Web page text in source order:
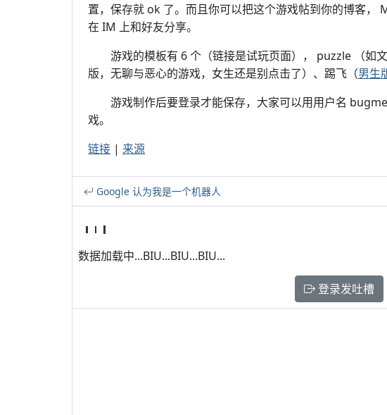
置，保存就 ok 了。而且你可以把这个游戏帖到你的博客，
在 IM 上和好友分享。
游戏的模板有 6 个（链接是试玩页面）， puzzle （如文
版，无聊与恶心的游戏，女生还是别点击了）、踢飞（男生
游戏制作后要登录才能保存，大家可以用用户名
戏。
链接 | 来源
Google 认为我是一个机器人
数据加载中...BIU...BIU...BIU...
登录发吐槽